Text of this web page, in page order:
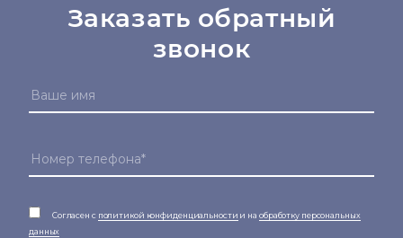
Заказать обратный
звонок
Согласен с политикой конфиденциальности и на обработку персональных
данных